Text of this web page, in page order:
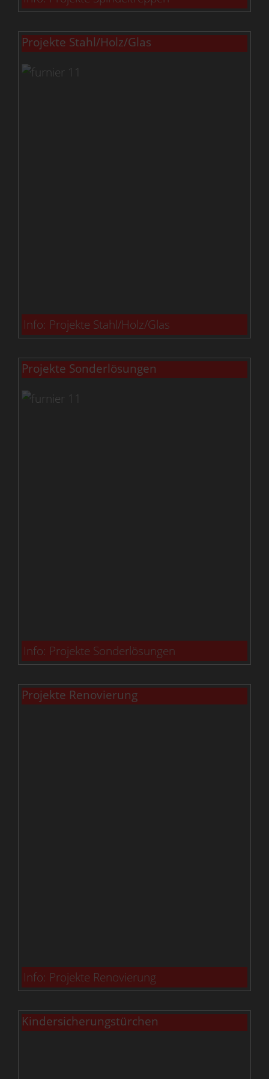
Projekte Stahl/Holz/Glas
Info: Projekte Stahl/Holz/Glas
Projekte Sonderlösungen
Info: Projekte Sonderlösungen
Projekte Renovierung
Info: Projekte Renovierung
Kindersicherungstürchen